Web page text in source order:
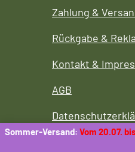
Sommer-Versand: Vom 20.07.
Zahlung &
Rückgabe &
Kontakt &
AGB